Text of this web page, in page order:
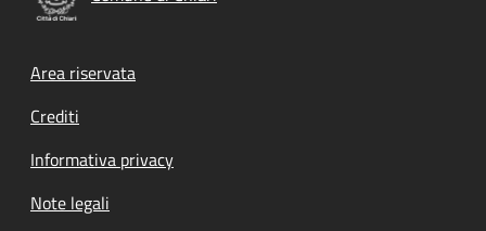
Footer menu
Area riservata
Crediti
Informativa privacy
Note legali